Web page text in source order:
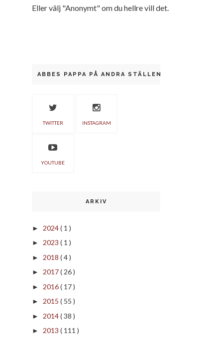
Eller välj "Anonymt" om du hellre vill det.
ABBES PAPPA PÅ ANDRA STÄLLEN
TWITTER INSTAGRAM
YOUTUBE
ARKIV
► 2024( 1 )
► 2023 ( 1 )
► 2018 ( 4 )
► 2017( 26 )
► 2016( 17 )
► 2015 ( 55 )
► 2014( 38 )
► 2013 ( 111 )